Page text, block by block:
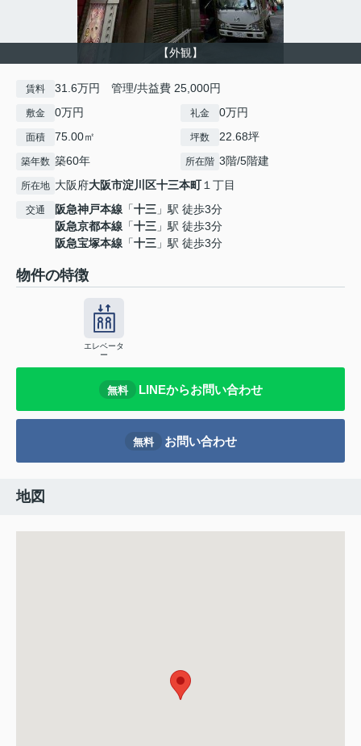
【外観】
賃料 31.6万円 管理/共益費 25,000円
敷金 0万円 礼金 0万円
面積 75.00㎡ 坪数 22.68坪
築年数 築60年 所在階 3階/5階建
所在地 大阪府大阪市淀川区十三本町１丁目
交通 阪急神戸本線 「十三 」駅 徒歩3分
阪急京都本線 「十三 」駅 徒歩3分
阪急宝塚本線 「十三 」駅 徒歩3分
物件の特徴
エレベータ
ー
無料 LINEからお問い合わせ
無料 お問い合わせ
地図